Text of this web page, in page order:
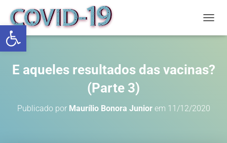
Abrir a barra de ferramentas
E aqueles resultados das vacinas?
(Parte 3)
Publicado por Maurílio Bonora Juniorem 11/12/2020